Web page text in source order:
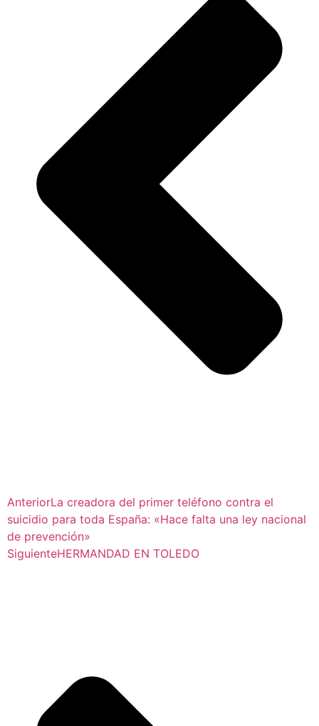
AnteriorLa creadora del primer teléfono contra el
suicidio para toda España: «Hace falta una ley nacional
de prevención»
SiguienteHERMANDAD EN TOLEDO